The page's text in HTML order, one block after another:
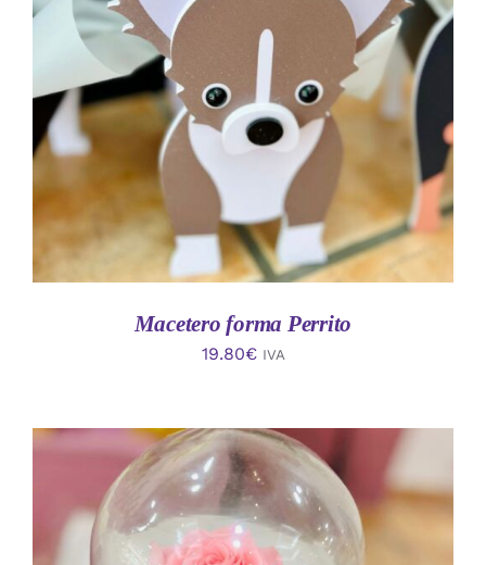
AÑADIR AL CARRITO
DETALLES
Macetero forma Perrito
19.80€ IVA